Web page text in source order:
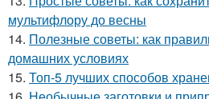
мультифлору до весны
14. Полезные советы: как
домашних условиях
15. Топ-5 лучших способов